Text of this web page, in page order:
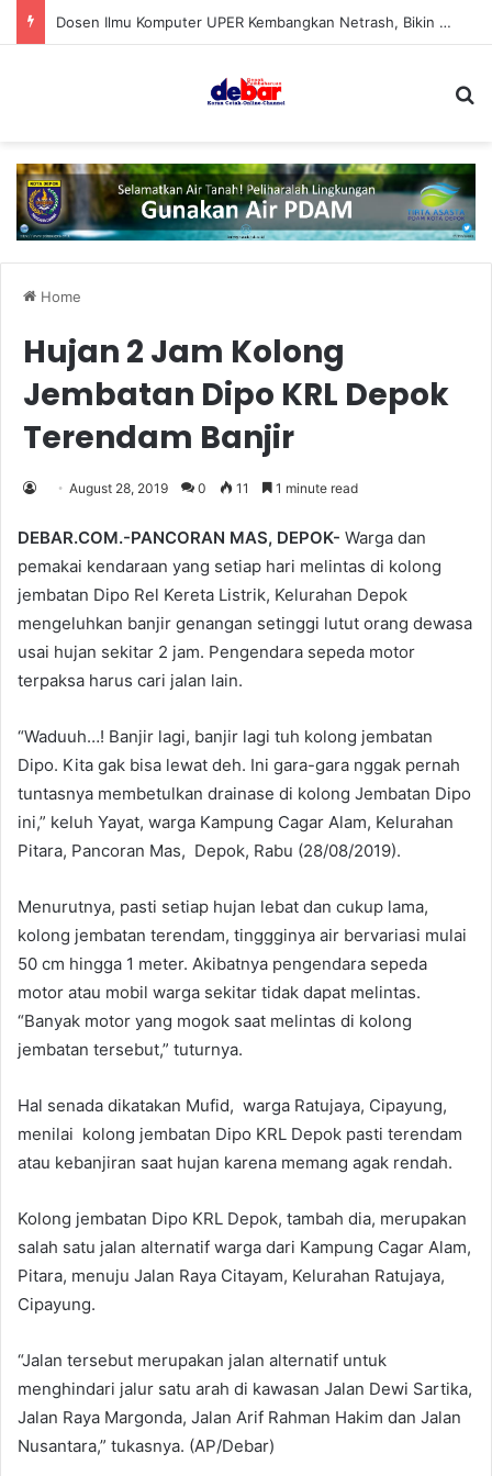
Dosen Ilmu Komputer UPER Kembangkan Netrash, Bikin Pengelolaan Sampah Makin Efisien
Home
Hujan 2 Jam Kolong
Jembatan Dipo KRL Depok
Terendam Banjir
August 28, 2019 0 11 1 minute read
DEBAR.COM.-PANCORAN MAS, DEPOK- Warga dan
pemakai kendaraan yang setiap hari melintas di kolong
jembatan Dipo Rel Kereta Listrik, Kelurahan Depok
mengeluhkan banjir genangan setinggi lutut orang dewasa
usai hujan sekitar 2 jam. Pengendara sepeda motor
terpaksa harus cari jalan lain.
“Waduuh…! Banjir lagi, banjir lagi tuh kolong jembatan
Dipo. Kita gak bisa lewat deh. Ini gara-gara nggak pernah
tuntasnya membetulkan drainase di kolong Jembatan Dipo
ini,” keluh Yayat, warga Kampung Cagar Alam, Kelurahan
Pitara, Pancoran Mas, Depok, Rabu (28/08/2019).
Menurutnya, pasti setiap hujan lebat dan cukup lama,
kolong jembatan terendam, tinggginya air bervariasi mulai
50 cm hingga 1 meter. Akibatnya pengendara sepeda
motor atau mobil warga sekitar tidak dapat melintas.
“Banyak motor yang mogok saat melintas di kolong
jembatan tersebut,” tuturnya.
Hal senada dikatakan Mufid, warga Ratujaya, Cipayung,
menilai kolong jembatan Dipo KRL Depok pasti terendam
atau kebanjiran saat hujan karena memang agak rendah.
Kolong jembatan Dipo KRL Depok, tambah dia, merupakan
salah satu jalan alternatif warga dari Kampung Cagar Alam,
Pitara, menuju Jalan Raya Citayam, Kelurahan Ratujaya,
Cipayung.
“Jalan tersebut merupakan jalan alternatif untuk
menghindari jalur satu arah di kawasan Jalan Dewi Sartika,
Jalan Raya Margonda, Jalan Arif Rahman Hakim dan Jalan
Nusantara,” tukasnya. (AP/Debar)